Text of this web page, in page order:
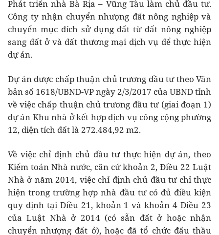
Phát triển nhà Bà Rịa – Vũng Tàu làm chủ đầu tư.
Công ty nhận chuyển nhượng đất nông nghiệp và
chuyển mục đích sử dụng đất từ đất nông nghiệp
sang đất ở và đất thương mại dịch vụ để thực hiện
dự án.
Dự án được chấp thuận chủ trương đầu tư theo Văn
bản số 1618/UBND-VP ngày 2/3/2017 của UBND tỉnh
về việc chấp thuận chủ trương đầu tư (giai đoạn 1)
dự án Khu nhà ở kết hợp dịch vụ công cộng phường
12, diện tích đất là 272.484,92 m2.
Về việc chỉ định chủ đầu tư thực hiện dự án, theo
Kiểm toán Nhà nước, căn cứ khoản 2, Điều 22 Luật
Nhà ở năm 2014, việc chỉ định chủ đầu tư chỉ thực
hiện trong trường hợp nhà đầu tư có đủ điều kiện
quy định tại Điều 21, khoản 1 và khoản 4 Điều 23
của Luật Nhà ở 2014 (có sẵn đất ở hoặc nhận
chuyển nhượng đất ở), hoặc đã tổ chức đấu thầu